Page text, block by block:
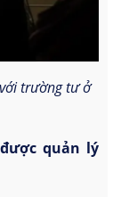
trường tư ở
quản lý